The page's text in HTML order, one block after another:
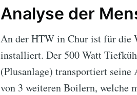
Analyse der
An der HTW in Chur ist für die
installiert. Der 500 Watt
(Plusanlage) transportiert
von 3 weiteren Boilern, welche